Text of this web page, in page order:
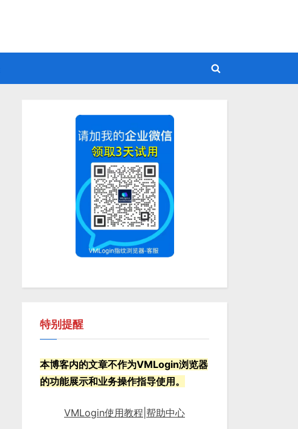
Toggle
特别提醒
本博客内的文章不作为VMLogin浏览器
的功能展示和业务操作指导使用。
VMLogin使用教程|帮助中心